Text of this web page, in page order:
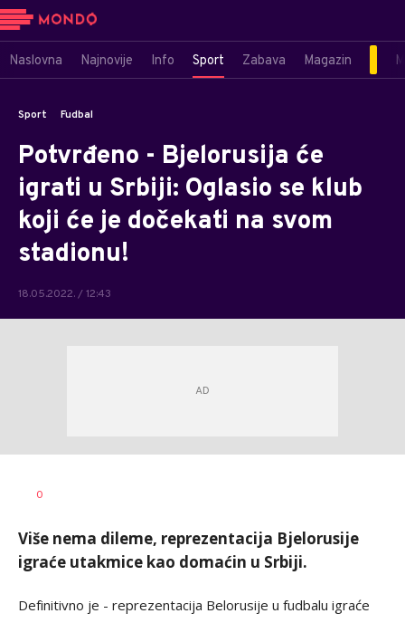
Naslovna Najnovije Info Sport Zabava Magazin
Sport Fudbal
Potvrđeno - Bjelorusija će
igrati u Srbiji: Oglasio se klub
koji će je dočekati na svom
stadionu!
18.05.2022. / 12:43
AUTOR
0
Više nema dileme, reprezentacija Bjelorusije
igraće utakmice kao domaćin u Srbiji.
Definitivno je - reprezentacija Belorusije u fudbalu igraće